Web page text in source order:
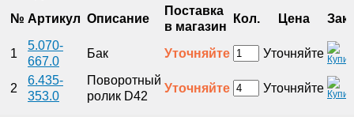
№ Артикул Описание
Поставка
в магазин
Кол. Цена
1
5.070-
667.0
Бак Уточняйте Уточняйте
2
6.435-
353.0
Поворотный
ролик D42
Уточняйте Уточняйте